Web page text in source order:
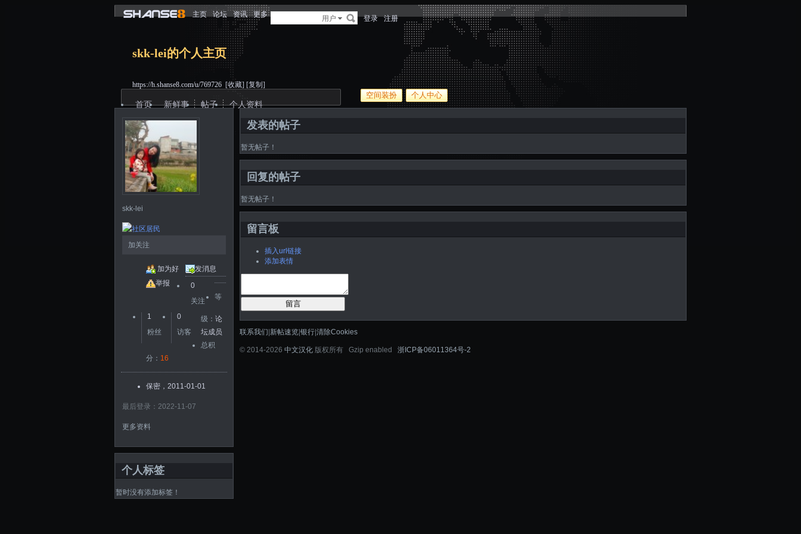
主页 论坛 资讯 更多 用户 登录 注册
skk-lei的个人主页
https://h.shanse8.com/u/769726 [收藏] [复制]
空间装扮 个人中心
首页 新鲜事 帖子 个人资料
skk-lei
加关注
加为好
友
发消息
举报
0
关注
1
粉丝
0
访客
等
级：论
坛成员
总积
分： 16
保密，2011-01-01
最后登录：2022-11-07
更多资料
个人标签
暂时没有添加标签！
发表的帖子
暂无帖子！
回复的帖子
暂无帖子！
留言板
插入url链接
添加表情
留言
联系我们|新帖速览|银行|清除Cookies
© 2014-2026 中文汉化 版权所有 Gzip enabled 浙ICP备06011364号-2